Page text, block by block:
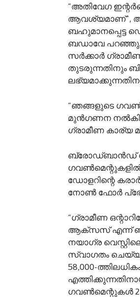
“അതിവേഗ
ആവശ്യമാണ്”,
ബഹുമാനപ്പെട്ട
ബഡാവേ പറഞ്ഞു.
സർക്കാർ
തുടരുന്നതിനും
“ഞങ്ങളുടെ
മുൻഗണന
ഗ്രാമീണ കാര്യ
ബ്രോഡ്‌ബാൻഡ്
ഗവൺമെന്റുകളിൽ
ഡോളറിന്റെ
നോൺ ഫോർ
“ഗ്രാമീണ
ആക്സസ് എന്ന്
നയാഗ്ര
സ്വാഗതം
58,000-
ഗവൺമെന്റുകൾ